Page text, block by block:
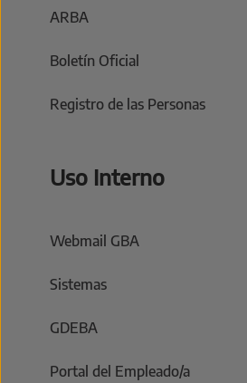
ARBA
Boletín Oficial
Registro de las Personas
Uso Interno
Webmail GBA
Sistemas
GDEBA
Portal del Empleado/a